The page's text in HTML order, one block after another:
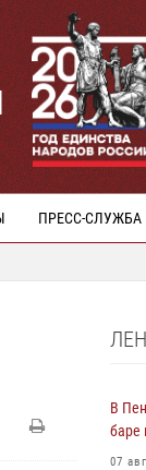
ПРЕСС-СЛУЖБА
В
баре
07